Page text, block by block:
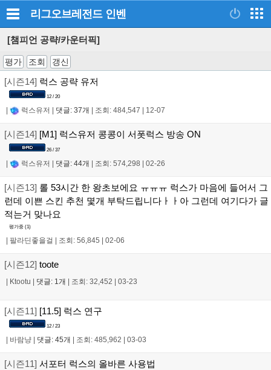
리그오브레전드 인벤
[챔피언 공략/카운터픽]
평가 조회 갱신
[시즌14] 럭스 공략 유저
12 / 20
럭스유저 댓글: 37개 조회: 484,547 12-07
[시즌14] [M1] 럭스유저 콩콩이 서폿럭스 방송 ON
26 / 37
| 럭스유저 | 댓글: 44개 | 조회: 574,298 | 02-26
[시즌13] 롤 53시간 한 왕초보에요 ㅠㅠㅠ 럭스가 마음에 들어서 그
런데 이쁜 스킨 추천 몇개 부탁드립니다ㅏㅏ아 그런데 여기다가 글
적는거 맞나요
평가중 (1)
팔라딘좋을걸 조회: 56,845 02-06
[시즌12] toote
Ktootu 댓글: 1개 조회: 32,452 03-23
[시즌11] [11.5] 럭스 연구
12 / 23
바람냥 댓글: 45개 조회: 485,962 03-03
[시즌11] 서포터 럭스의 올바른 사용법